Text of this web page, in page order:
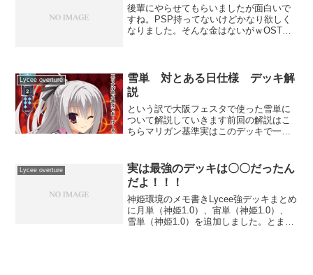
後輩にやらせてもらいましたが面白いで
すね。PSP持ってないけどかなり欲しく
なりました。そんな金はないがｗOSTER
Lycee overture
雪単 対とある日仕様 デッキ解
説
という訳で大阪フェスタで使った雪単に
ついて解説していきます前回の解説はこ
ちらマリガン基準実はこのデッキで一番
居ればなお良しですが、先手の場合妥協
しようと思うと結構妥協...
Lycee overture
実は最強のデッキは〇〇だったん
だよ！！！
神姫環境のメモ書きLycee強デッキまとめ
に月単（神姫1.0）、宙単（神姫1.0）、
雪単（神姫1.0）を追加しました。とまぁ